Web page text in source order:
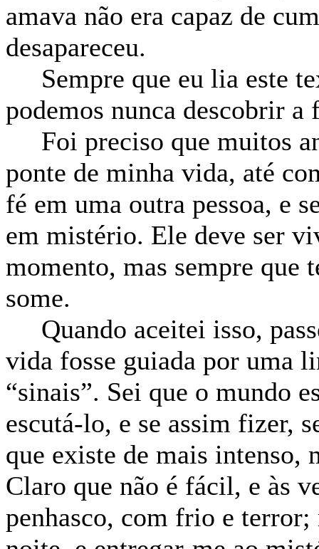
amava não era capaz de
desapareceu.
Sempre que eu lia este
podemos nunca descobrir a
Foi preciso que muitos
ponte de minha vida, até
fé em uma outra pessoa, e
em mistério. Ele deve ser
momento, mas sempre que
some.
Quando aceitei isso,
vida fosse guiada por uma
“sinais”. Sei que o mundo
escutá-lo, e se assim fizer,
que existe de mais intenso,
Claro que não é fácil, e às
penhasco, com frio e terror;